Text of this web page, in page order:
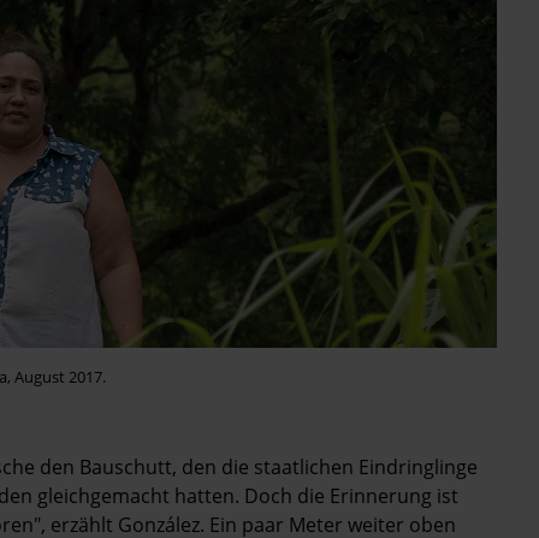
August 2017.
den Bauschutt, den die staatlichen Eindringlinge
gleichgemacht hatten. Doch die Erinnerung ist
erzählt González. Ein paar Meter weiter oben